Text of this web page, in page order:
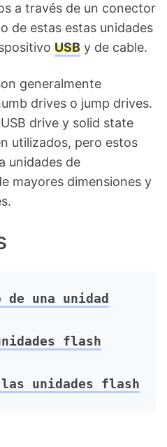
a través de un conector
de estas estas unidades
USB y de cable.
generalmente
drives o jump drives.
drive y solid state
utilizados, pero estos
unidades de
mayores dimensiones y
de una unidad
flash
las unidades flash